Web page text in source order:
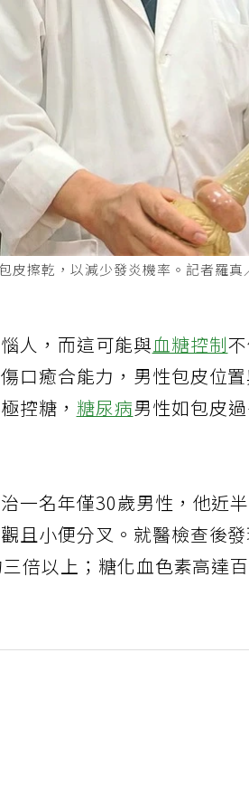
皮擦乾，以減少發炎機率。記者羅真
人，而這可能與血糖控制
口癒合能力，男性包皮位
控糖，糖尿病男性如包皮
一名年僅30歲男性，他近
且小便分叉。就醫檢查後
倍以上；糖化血色素高達